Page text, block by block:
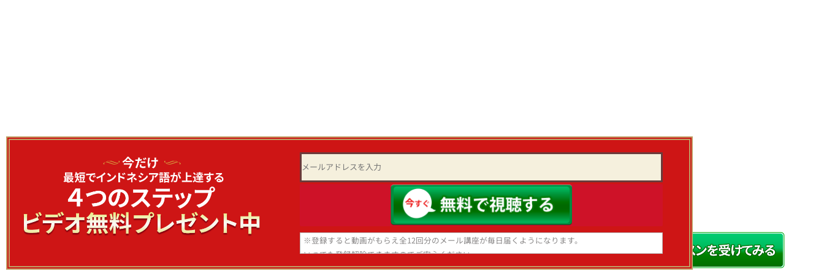
※登録すると動画がもらえ全12回分のメール講座が毎日届くようになります。
いつでも登録解除できますのでご安心ください。
※スマホ、携帯アドレスで登録される方はあらかじめ info@bhs-indonesia.com からのメール